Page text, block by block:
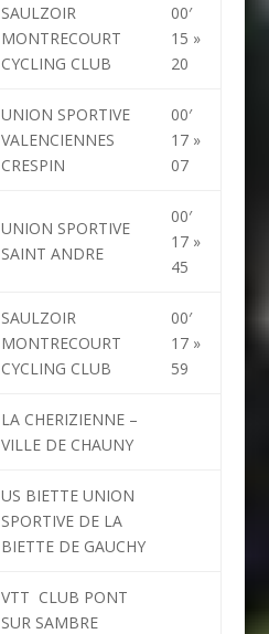
SAULZOIR
MONTRECOURT
CYCLING CLUB
00′
15 »
20
UNION SPORTIVE
VALENCIENNES
CRESPIN
00′
17 »
07
UNION SPORTIVE
SAINT ANDRE
00′
17 »
45
SAULZOIR
MONTRECOURT
CYCLING CLUB
00′
17 »
59
LA CHERIZIENNE –
VILLE DE CHAUNY
US BIETTE UNION
SPORTIVE DE LA
BIETTE DE GAUCHY
VTT CLUB PONT
SUR SAMBRE